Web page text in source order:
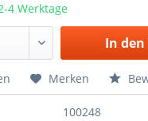
4 Werktage
In den
Merken
100248